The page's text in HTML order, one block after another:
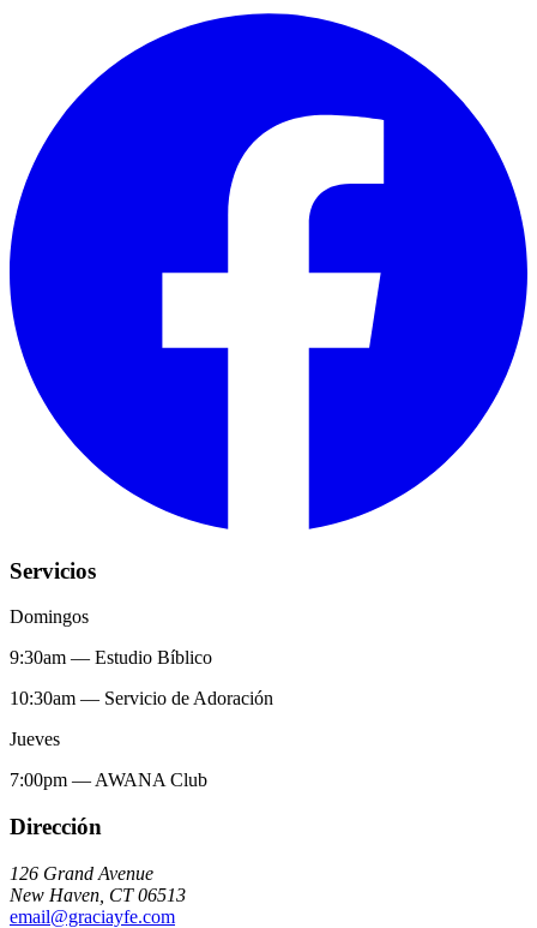
Servicios
Domingos
9:30am — Estudio Bíblico
10:30am — Servicio de Adoración
Jueves
7:00pm — AWANA Club
Dirección
126 Grand Avenue
New Haven CT 06513
email@graciayfe.com